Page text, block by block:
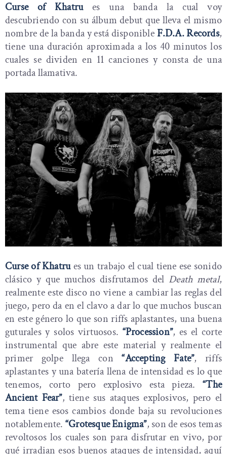
Curse of Khatrues una banda la cual voy
descubriendo con su álbum debut que lleva el mismo
nombre de la banda y está disponibleF.D.A. Records,
tiene una duración aproximada a los 40 minutos los
cuales se dividen en 11 canciones y consta de una
portada llamativa.
Curse of Khatrues un trabajo el cual tiene ese sonido
clásico y que muchos disfrutamos del Death metal,
realmente este disco no viene a cambiar las reglas del
juego, pero da en el clavo a dar lo que muchos buscan
en este género lo que son riffs aplastantes, una buena
guturales y solos virtuosos. “Procession”, es el corte
instrumental que abre este material y realmente el
primer golpe llega con“Accepting Fate”, riffs
aplastantes y una batería llena de intensidad es lo que
tenemos, corto pero explosivo esta pieza. “The
Ancient Fear”, tiene sus ataques explosivos, pero el
tema tiene esos cambios donde baja su revoluciones
notablemente. “Grotesque Enigma”, son de esos temas
revoltosos los cuales son para disfrutar en vivo, por
qué irradian esos buenos ataques de intensidad, aquí